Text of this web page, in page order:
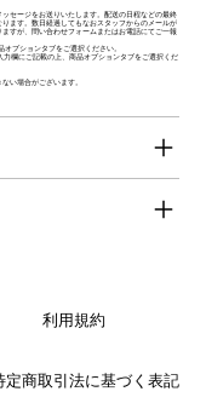
セージをお送りいたします。配送の日程などの最終
ます。数日経過してもなおスタッフからのメールが
すが、問い合わせフォームまたはお電話にてご一報
オプションタブをご選択ください。
力欄にご記載の上、商品オプションタブをご選択くだ
い場合がございます。
利用規約
定商取引法に基づく表記